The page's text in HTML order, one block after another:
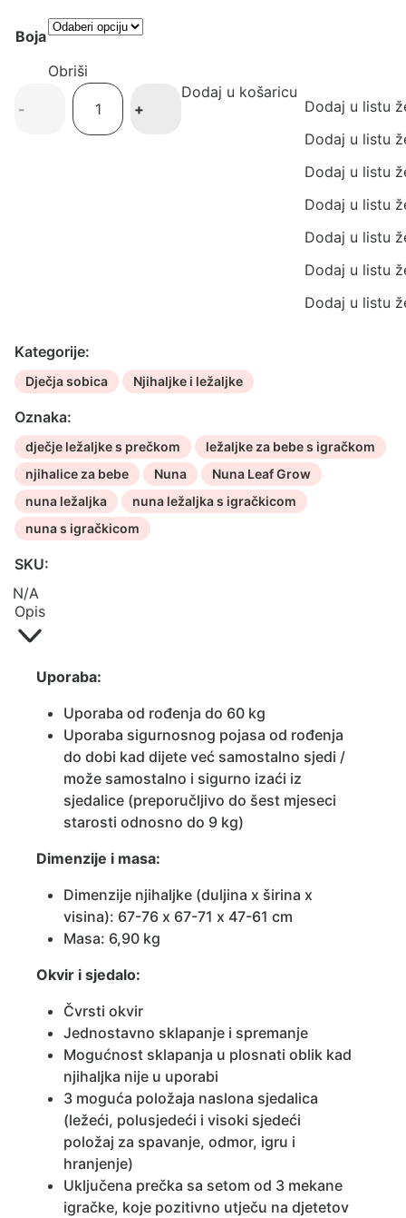
Boja
Obriši
dječja
- +
Dodaj u košaricu
Dodaj u listu
Dodaj u listu
Dodaj u listu
Dodaj u listu
Dodaj u listu
Dodaj u listu
Dodaj u listu
Kategorije:
Dječja sobica Njihaljke i ležaljke
Oznaka:
dječje ležaljke s prečkom
ležaljke za bebe s igračkom
njihalice za bebe
Nuna
Nuna Leaf Grow
nuna ležaljka
nuna ležaljka s igračkicom
nuna s igračkicom
SKU:
N/A
Opis
Uporaba:
Uporaba od rođenja do 60 kg
Uporaba sigurnosnog pojasa od rođenja
do dobi kad dijete već samostalno sjedi /
može samostalno i sigurno izaći iz
sjedalice (preporučljivo do šest mjeseci
starosti odnosno do 9 kg)
Dimenzije i masa:
Dimenzije njihaljke (duljina x širina x
visina): 67-76 x 67-71 x 47-61 cm
Masa: 6,90 kg
Okvir i sjedalo:
Čvrsti okvir
Jednostavno sklapanje i spremanje
Mogućnost sklapanja u plosnati oblik kad
njihaljka nije u uporabi
3 moguća položaja naslona sjedalica
(ležeći, polusjedeći i visoki sjedeći
položaj za spavanje, odmor, igru i
hranjenje)
Uključena prečka sa setom od 3 mekane
igračke, koje pozitivno utječu na djetetov